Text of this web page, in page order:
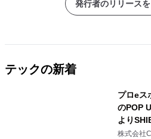
発行者のリリース
テックの新着
プロeス
のPOP
より
開催決
株式会社